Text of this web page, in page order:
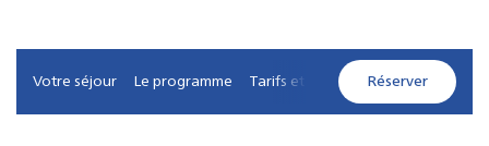
Votre séjour Le programme Tarifs et services Contacts
Réserver